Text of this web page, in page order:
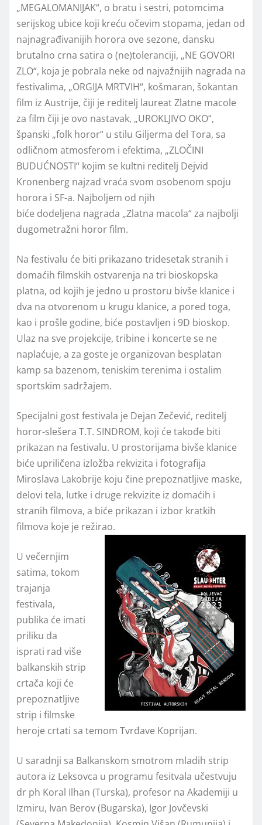
„MEGALOMANIJAK“, o bratu i sestri, potomcima
serijskog ubice koji kreću očevim stopama, jedan od
najnagrađivanijih horora ove sezone, dansku
brutalno crna satira o (ne)toleranciji, „NE GOVORI
ZLO“, koja je pobrala neke od najvažnijih nagrada na
festivalima, „ORGIJA MRTVIH“, košmaran, šokantan
film iz Austrije, čiji je reditelj laureat Zlatne macole
za film čiji je ovo nastavak, „UROKLJIVO OKO“,
španski „folk horor“ u stilu Giljerma del Tora, sa
odličnom atmosferom i efektima, „ZLOČINI
BUDUĆNOSTI“ kojim se kultni reditelj Dejvid
Kronenberg najzad vraća svom osobenom spoju
horora i SF-a. Najboljem od njih
biće dodeljena nagrada „Zlatna macola“ za najbolji
dugometražni horor film.
Na festivalu će biti prikazano tridesetak stranih i
domaćih filmskih ostvarenja na tri bioskopska
platna, od kojih je jedno u prostoru bivše klanice i
dva na otvorenom u krugu klanice, a pored toga,
kao i prošle godine, biće postavljen i 9D bioskop.
Ulaz na sve projekcije, tribine i koncerte se ne
naplaćuje, a za goste je organizovan besplatan
kamp sa bazenom, teniskim terenima i ostalim
sportskim sadržajem.
Specijalni gost festivala je Dejan Zečević, reditelj
horor-slešera T.T. SINDROM, koji će takođe biti
prikazan na festivalu. U prostorijama bivše klanice
biće upriličena izložba rekvizita i fotografija
Miroslava Lakobrije koju čine prepoznatljive maske,
delovi tela, lutke i druge rekvizite iz domaćih i
stranih filmova, a biće prikazan i izbor kratkih
filmova koje je režirao.
U večernjim
satima, tokom
trajanja
festivala,
publika će imati
priliku da
isprati rad više
balkanskih strip
crtača koji će
prepoznatljive
strip i filmske
heroje crtati sa temom Tvrđave Koprijan.
U saradnji sa Balkanskom smotrom mladih strip
autora iz Leksovca u programu fesitvala učestvuju
dr ph Koral Ilhan (Turska), profesor na Akademiji u
Izmiru, Ivan Berov (Bugarska), Igor Jovčevski